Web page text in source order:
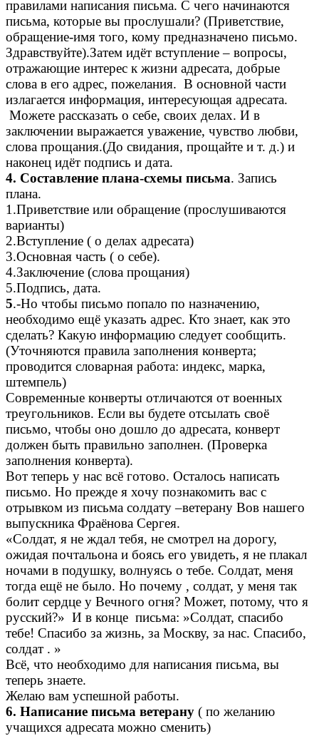
правилами написания письма. С чего начинаются
письма, которые вы прослушали? (Приветствие,
обращение-имя того, кому предназначено письмо.
Здравствуйте).Затем идёт вступление – вопросы,
отражающие интерес к жизни адресата, добрые
слова в его адрес, пожелания. В основной части
излагается информация, интересующая адресата.
Можете рассказать о себе, своих делах. И в
заключении выражается уважение, чувство любви,
слова прощания.(До свидания, прощайте и т. д.) и
наконец идёт подпись и дата.
4. Составление плана-схемы письма. Запись
плана.
1.Приветствие или обращение (прослушиваются
варианты)
2.Вступление ( о делах адресата)
3.Основная часть ( о себе).
4.Заключение (слова прощания)
5.Подпись, дата.
5.-Но чтобы письмо попало по назначению,
необходимо ещё указать адрес. Кто знает, как это
сделать? Какую информацию следует сообщить.
(Уточняются правила заполнения конверта;
проводится словарная работа: индекс, марка,
штемпель)
Современные конверты отличаются от военных
треугольников. Если вы будете отсылать своё
письмо, чтобы оно дошло до адресата, конверт
должен быть правильно заполнен. (Проверка
заполнения конверта).
Вот теперь у нас всё готово. Осталось написать
письмо. Но прежде я хочу познакомить вас с
отрывком из письма солдату –ветерану Вов нашего
выпускника Фраёнова Сергея.
«Солдат, я не ждал тебя, не смотрел на дорогу,
ожидая почтальона и боясь его увидеть, я не плакал
ночами в подушку, волнуясь о тебе. Солдат, меня
тогда ещё не было. Но почему , солдат, у меня так
болит сердце у Вечного огня? Может, потому, что я
русский?» И в конце письма: »Солдат, спасибо
тебе! Спасибо за жизнь, за Москву, за нас. Спасибо,
солдат . »
Всё, что необходимо для написания письма, вы
теперь знаете.
Желаю вам успешной работы.
6. Написание письма ветерану ( по желанию
учащихся адресата можно сменить)